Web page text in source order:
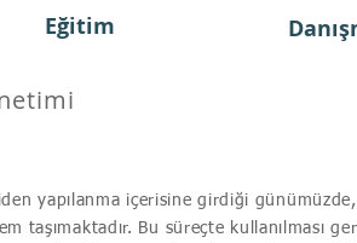
Eğitim
yapılanma içerisine girdiği
taşımaktadır. Bu süreçte kullanılması